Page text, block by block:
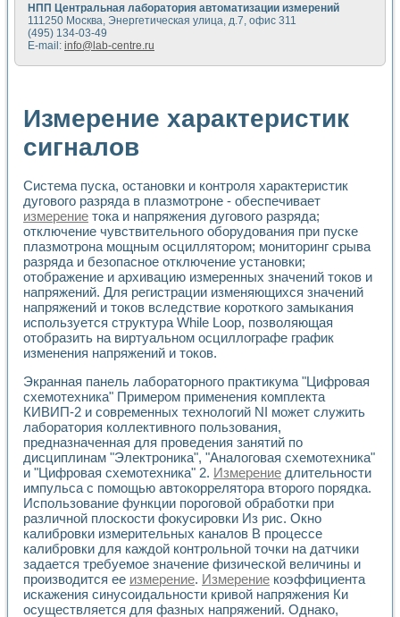
Метод прогнозирования свойств дисперсных продуктов
Недорогая система управления сверхпроводящим
Применение технологий NI в курсе экспериментальной
Расчет переноса аэрозоля и выпадения осадка в
Применение NI VISION для геометрического анализа в
Система температурной стабилизации
Управление движением с помощью программно -
Система управления асинхронным тиристорным
Лазерный профилометр
Применение средств NATIONAL INSTRUMENTS для
Разработка автоматизированного стенда для
Автоматизированный стенд рентгеновской диагностики
Высокочувствительные оптоэлектронные
Установка для измерения диэлектрических свойств
Исследование кинетики зарождения и развития
Лабораторный электрический импедансный томограф на
Микрозондовая система для характеризации
Метод траекторий в исследовании
Автоматизация технологических процессов получения
Использование систем технического зрения для контроля
Исследование электромагнитных переходных процессов
Применение LabVIEW при разработке обучающих
Разработка виртуальных тренажеров путем
Система блокировок, сигнализации и защиты ускорителя
Система сбора данных и управления процессом
Управление температурой газовой среды специальной
Разработка программного обеспечения с
Использование технологий NATIONAL INSTRUMENTS
Оборудование для промышленной термотрансферной
Автоматизация реометрических исследований на базе
Применение измерителя иммитанса для исследова¬ния
Исследование электромагнитных переходных процессов
НПП Центральная лаборатория автоматизации измерений
111250 Москва, Энергетическая улица, д.7, офис 311
(495) 134-03-49
E-mail: info@lab-centre.ru
Измерение характеристик
сигналов
Система пуска, остановки и контроля характеристик
дугового разряда в плазмотроне - обеспечивает
измерение тока и напряжения дугового разряда;
отключение чувствительного оборудования при пуске
плазмотрона мощным осциллятором; мониторинг срыва
разряда и безопасное отключение установки;
отображение и архивацию измеренных значений токов и
напряжений. Для регистрации изменяющихся значений
напряжений и токов вследствие короткого замыкания
используется структура While Loop, позволяющая
отобразить на виртуальном осциллографе график
изменения напряжений и токов.
Экранная панель лабораторного практикума "Цифровая
схемотехника" Примером применения комплекта
КИВИП-2 и современных технологий NI может служить
лаборатория коллективного пользования,
предназначенная для проведения занятий по
дисциплинам "Электроника", "Аналоговая схемотехника"
и "Цифровая схемотехника" 2. Измерение длительности
импульса с помощью автокоррелятора второго порядка.
Использование функции пороговой обработки при
различной плоскости фокусировки Из рис. Окно
калибровки измерительных каналов В процессе
калибровки для каждой контрольной точки на датчики
задается требуемое значение физической величины и
производится ее измерение. Измерение коэффициента
искажения синусоидальности кривой напряжения Ки
осуществляется для фазных напряжений. Однако,